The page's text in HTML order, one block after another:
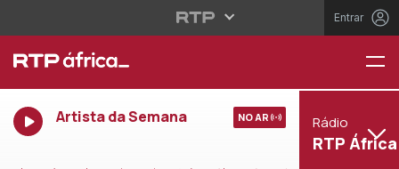
Entrar
Artista da Semana NO AR Rádio
RTP África